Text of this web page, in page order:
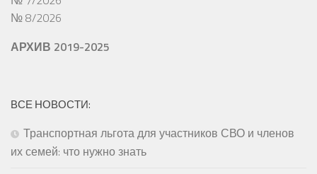
№ 8/2026
АРХИВ 2019-2025
ВСЕ НОВОСТИ:
Транспортная льгота для участников СВО и членов
их семей: что нужно знать